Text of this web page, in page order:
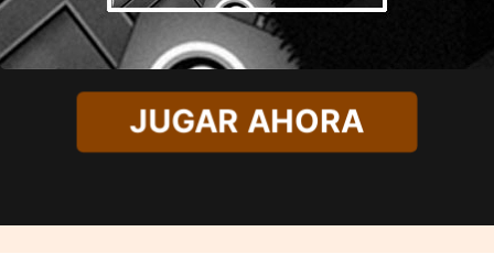
JUGAR AHORA